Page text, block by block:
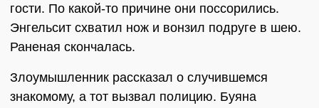
гости. По какой-то причине они поссорились.
Энгельсит схватил нож и вонзил подруге в шею.
Раненая скончалась.
Злоумышленник рассказал о случившемся
знакомому, а тот вызвал полицию. Буяна